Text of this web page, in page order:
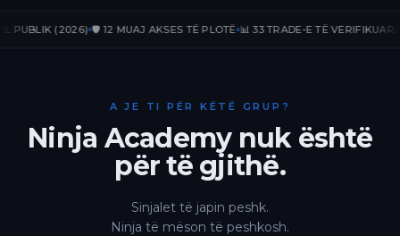
(2026) 🛡️ 12 MUAJ AKSES TË PLOTË 📊 33 TRADE-E TË VERIFIKUARA 📈
A JE TI PËR KËTË GRUP?
Ninja Academy nuk është
për të gjithë.
Sinjalet të japin peshk.
Ninja të mëson të peshkosh.